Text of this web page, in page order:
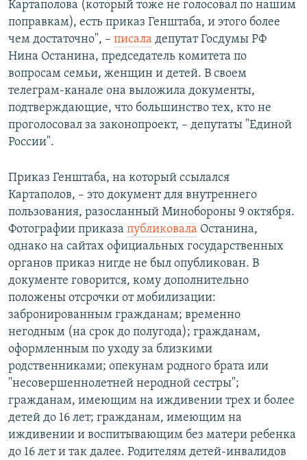
Картаполова (который тоже не голосовал по нашим
поправкам), есть приказ Генштаба, и этого более
чем достаточно", – писала депутат Госдумы РФ
Нина Останина, председатель комитета по
вопросам семьи, женщин и детей. В своем
телеграм-канале она выложила документы,
подтверждающие, что большинство тех, кто не
проголосовал за законопроект, – депутаты "Единой
России".
Приказ Генштаба, на который ссылался
Картаполов, – это документ для внутреннего
пользования, разосланный Минобороны 9 октября.
Фотографии приказа публиковала Останина,
однако на сайтах официальных государственных
органов приказ нигде не был опубликован. В
документе говорится, кому дополнительно
положены отсрочки от мобилизации:
забронированным гражданам; временно
негодным (на срок до полугода); гражданам,
оформленным по уходу за близкими
родственниками; опекунам родного брата или
"несовершеннолетней неродной сестры";
гражданам, имеющим на иждивении трех и более
детей до 16 лет; гражданам, имеющим на
иждивении и воспитывающим без матери ребенка
до 16 лет и так далее. Родителям детей-инвалидов